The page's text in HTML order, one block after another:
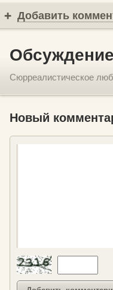
Добавить
Обсуждение
Сюрреалистическое
Новый